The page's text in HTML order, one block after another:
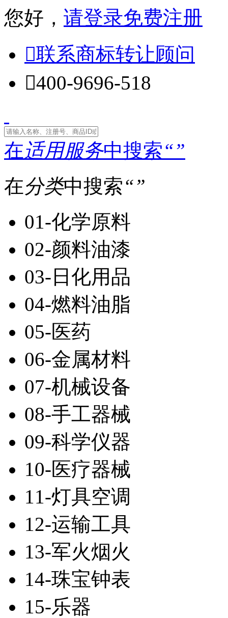
您好， 请登录免费注册
联系商标转让顾问
400-9696-518
在适用服务中搜索“”
在分类中搜索“”
01-化学原料
02-颜料油漆
03-日化用品
04-燃料油脂
05-医药
06-金属材料
07-机械设备
08-手工器械
09-科学仪器
10-医疗器械
11-灯具空调
12-运输工具
13-军火烟火
14-珠宝钟表
15-乐器